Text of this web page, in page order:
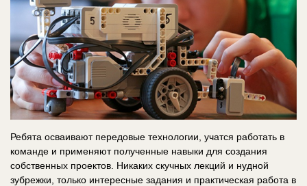
Ребята осваивают передовые технологии, учатся работать в
команде и применяют полученные навыки для создания
собственных проектов. Никаких скучных лекций и нудной
зубрежки, только интересные задания и практическая работа в